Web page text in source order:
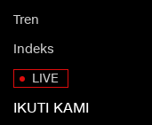
Tren
Indeks
LIVE
IKUTI KAMI